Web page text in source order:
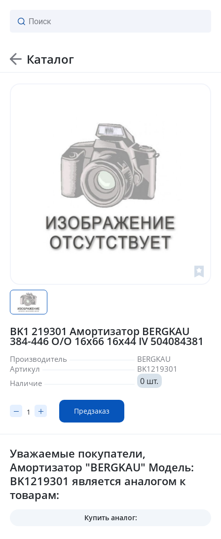
Каталог
BK1 219301 Амортизатор BERGKAU
384-446 O/O 16x66 16x44 IV 504084381
Производитель
BERGKAU
Артикул
BK1219301
Наличие
0 шт.
Предзаказ
Уважаемые покупатели,
Амортизатор "BERGKAU" Модель:
BK1219301 является аналогом к
товарам:
Купить аналог: